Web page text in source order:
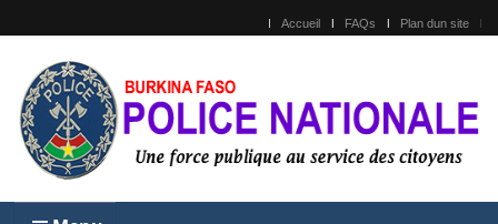
Accueil FAQs Plan dun site